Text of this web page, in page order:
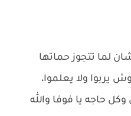
لما تتجوز حماتها
يربوا ولا يعلموا،
حاجه يا فوفا والله